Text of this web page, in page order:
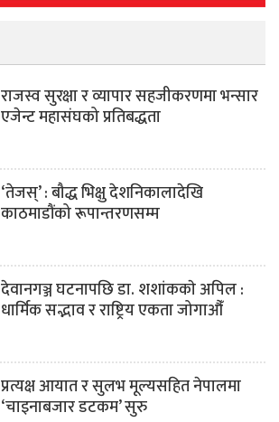
राजस्व सुरक्षा र व्यापार सहजीकरणमा भन्सार
एजेन्ट महासंघको प्रतिबद्धता
‘तेजस्’ : बौद्ध भिक्षु देशनिकालादेखि
काठमाडौंको रूपान्तरणसम्म
देवानगञ्ज घटनापछि डा. शशांककाे अपिल :
धार्मिक सद्भाव र राष्ट्रिय एकता जोगाऔँ
प्रत्यक्ष आयात र सुलभ मूल्यसहित नेपालमा
‘चाइनाबजार डटकम’ सुरु